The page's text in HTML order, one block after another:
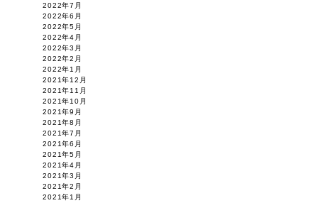
2022年7月
2022年6月
2022年5月
2022年4月
2022年3月
2022年2月
2022年1月
2021年12月
2021年11月
2021年10月
2021年9月
2021年8月
2021年7月
2021年6月
2021年5月
2021年4月
2021年3月
2021年2月
2021年1月